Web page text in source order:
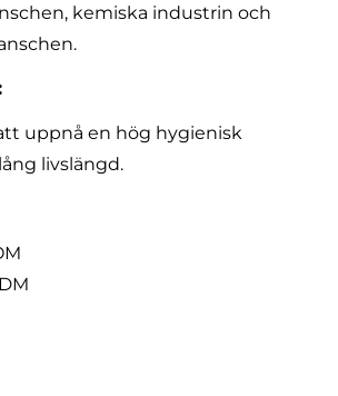
kemiska industrin och
uppnå en hög hygienisk
livslängd.